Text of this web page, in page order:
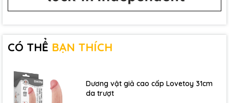
CÓ THỂ BẠN THÍCH
Dương vật giả cao cấp Lovetoy 31cm
da trượt